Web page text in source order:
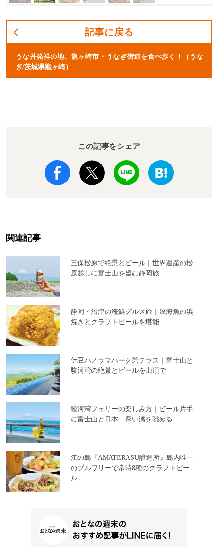
記事に戻る
うな丼発祥の地、龍ヶ崎市・うなぎ街道を食べ歩く！（うな
ぎ/茨城県龍ヶ崎）
この記事をシェア
関連記事
三保松原で絶景とビール｜世界遺産の松
原越しに富士山を望む静岡旅
静岡・沼津の海鮮グルメ旅｜深海魚の浜
焼きとクラフトビールを堪能
伊豆パノラマパーク碧テラス｜富士山と
駿河湾の絶景とビールを山頂で
駿河湾フェリーの楽しみ方｜ビール片手
に富士山と日本一深い湾を眺める
江の島『AMATERASU醸造所』島内唯一
のブルワリーで常時8種のクラフトビー
ル